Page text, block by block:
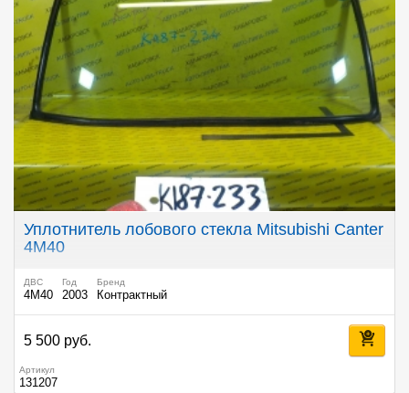
Уплотнитель лобового стекла Mitsubishi Canter
4M40
ДВС
4M40
Год
2003
Бренд
Контрактный
5 500 руб.
Артикул
131207